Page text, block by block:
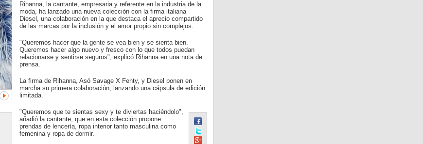
Rihanna, la cantante, empresaria y referente en la industria de la
moda, ha lanzado una nueva colección con la firma italiana
Diesel, una colaboración en la que destaca el aprecio compartido
de las marcas por la inclusión y el amor propio sin complejos.
"Queremos hacer que la gente se vea bien y se sienta bien.
Queremos hacer algo nuevo y fresco con lo que todos puedan
relacionarse y sentirse seguros", explicó Rihanna en una nota de
prensa.
La firma de Rihanna, Asó Savage X Fenty, y Diesel ponen en
marcha su primera colaboración, lanzando una cápsula de edición
limitada.
"Queremos que te sientas sexy y te diviertas haciéndolo",
añadió la cantante, que en esta colección propone
prendas de lencería, ropa interior tanto masculina como
femenina y ropa de dormir.